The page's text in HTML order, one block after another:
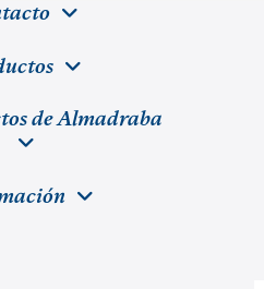
de Almadraba